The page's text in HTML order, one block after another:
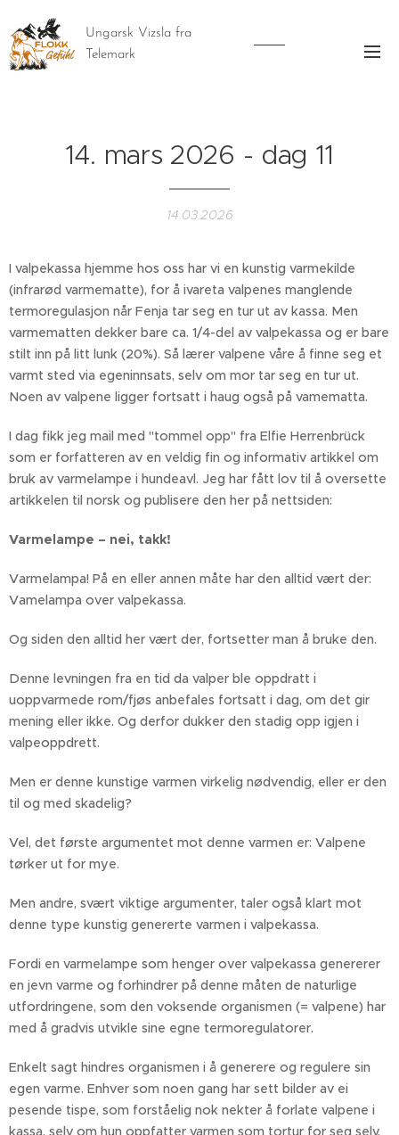
Ungarsk Vizsla fra
Telemark
14. mars 2026 - dag 11
14.03.2026
I valpekassa hjemme hos oss har vi en kunstig varmekilde
(infrarød varmematte), for å ivareta valpenes manglende
termoregulasjon når Fenja tar seg en tur ut av kassa. Men
varmematten dekker bare ca. 1/4-del av valpekassa og er bare
stilt inn på litt lunk (20%). Så lærer valpene våre å finne seg et
varmt sted via egeninnsats, selv om mor tar seg en tur ut.
Noen av valpene ligger fortsatt i haug også på vamematta.
I dag fikk jeg mail med "tommel opp" fra Elfie Herrenbrück
som er forfatteren av en veldig fin og informativ artikkel om
bruk av varmelampe i hundeavl. Jeg har fått lov til å oversette
artikkelen til norsk og publisere den her på nettsiden:
Varmelampe – nei, takk!
Varmelampa! På en eller annen måte har den alltid vært der:
Vamelampa over valpekassa.
Og siden den alltid her vært der, fortsetter man å bruke den.
Denne levningen fra en tid da valper ble oppdratt i
uoppvarmede rom/fjøs anbefales fortsatt i dag, om det gir
mening eller ikke. Og derfor dukker den stadig opp igjen i
valpeoppdrett.
Men er denne kunstige varmen virkelig nødvendig, eller er den
til og med skadelig?
Vel, det første argumentet mot denne varmen er: Valpene
tørker ut for mye.
Men andre, svært viktige argumenter, taler også klart mot
denne type kunstig genererte varmen i valpekassa.
Fordi en varmelampe som henger over valpekassa genererer
en jevn varme og forhindrer på denne måten de naturlige
utfordringene, som den voksende organismen (= valpene) har
med å gradvis utvikle sine egne termoregulatorer.
Enkelt sagt hindres organismen i å generere og regulere sin
egen varme. Enhver som noen gang har sett bilder av ei
pesende tispe, som forståelig nok nekter å forlate valpene i
kassa, selv om hun oppfatter varmen som tortur for seg selv.